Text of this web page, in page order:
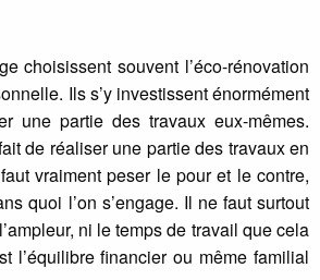
choisissent souvent l’éco-rénovation
Ils s’y investissent énormément
une partie des travaux eux-mêmes.
de réaliser une partie des travaux en
vraiment peser le pour et le contre,
quoi l’on s’engage. Il ne faut surtout
ni le temps de travail que cela
l’équilibre financier ou même familial